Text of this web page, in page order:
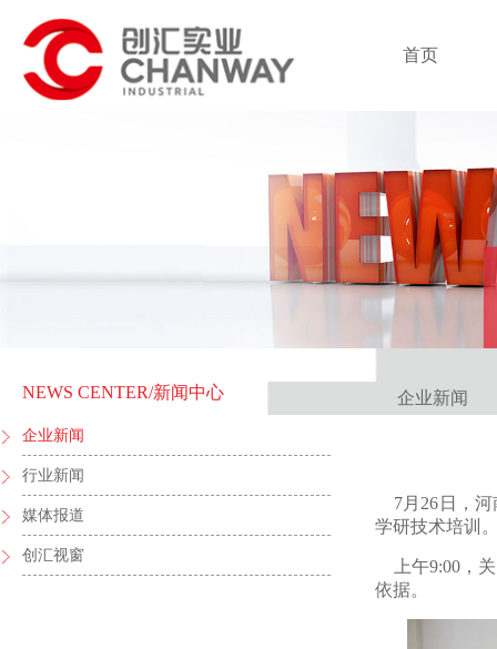
首页
NEWS CENTER/新闻中心
企业新闻
行业新闻
媒体报道
创汇视窗
企业新闻
7月26日，
学研技术培训
上午9:00，
依据。